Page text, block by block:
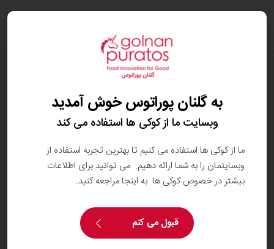
دستورهای پخت
دونات تخمیری
به گلنان پوراتوس خوش آمدید
وبسایت ما از کوکی ها استفاده می کند
ما از کوکی ها استفاده می کنیم تا بهترین تجربه استفاده از
وبسایتمان را به شما ارائه دهیم. می توانید برای اطلاعات
بیشتر در خصوص کوکی ها به اینجا مراجعه کنید.
قبول می کنم